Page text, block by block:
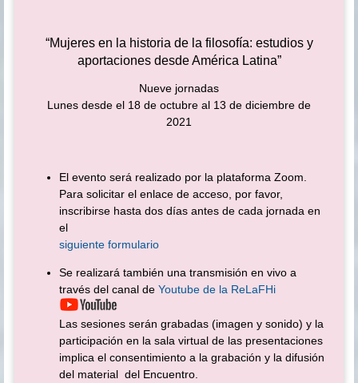
“Mujeres en la historia de la filosofía: estudios y
aportaciones desde América Latina”
Nueve jornadas
Lunes desde el 18 de octubre al 13 de diciembre de
2021
El evento será realizado por la plataforma Zoom.
Para solicitar el enlace de acceso, por favor,
inscribirse hasta dos días antes de cada jornada en
el
siguiente formulario
Se realizará también una transmisión en vivo a
través del canal deYoutube de la ReLaFHi
Las sesiones serán grabadas (imagen y sonido) y la
participación en la sala virtual de las presentaciones
implica el consentimiento a la grabación y la difusión
del material del Encuentro.